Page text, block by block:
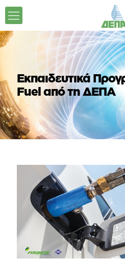
Εκπαιδευτικά
Fuel από τη ΔΕΠΑ